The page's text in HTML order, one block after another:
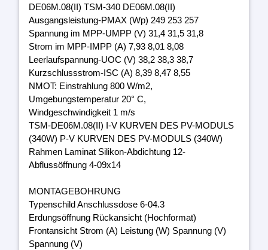
DE06M.08(II) TSM-340 DE06M.08(II)
Ausgangsleistung-PMAX (Wp) 249 253 257
Spannung im MPP-UMPP (V) 31,4 31,5 31,8
Strom im MPP-IMPP (A) 7,93 8,01 8,08
Leerlaufspannung-UOC (V) 38,2 38,3 38,7
Kurzschlussstrom-ISC (A) 8,39 8,47 8,55
NMOT: Einstrahlung 800 W/m2,
Umgebungstemperatur 20° C,
Windgeschwindigkeit 1 m/s
TSM-DE06M.08(II) I-V KURVEN DES PV-MODULS
(340W) P-V KURVEN DES PV-MODULS (340W)
Rahmen Laminat Silikon-Abdichtung 12-
Abflussöffnung 4-09x14
MONTAGEBOHRUNG
Typenschild Anschlussdose 6-04.3
Erdungsöffnung Rückansicht (Hochformat)
Frontansicht Strom (A) Leistung (W) Spannung (V)
Spannung (V)